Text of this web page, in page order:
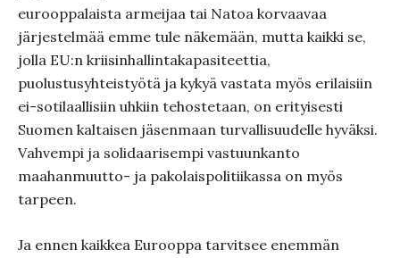
eurooppalaista armeijaa tai Natoa korvaavaa
järjestelmää emme tule näkemään, mutta kaikki se,
jolla EU:n kriisinhallintakapasiteettia,
puolustusyhteistyötä ja kykyä vastata myös erilaisiin
ei-sotilaallisiin uhkiin tehostetaan, on erityisesti
Suomen kaltaisen jäsenmaan turvallisuudelle hyväksi.
Vahvempi ja solidaarisempi vastuunkanto
maahanmuutto- ja pakolaispolitiikassa on myös
tarpeen.
Ja ennen kaikkea Eurooppa tarvitsee enemmän